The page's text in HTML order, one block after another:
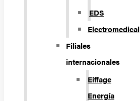
EDS
Electromedical
Filiales
internacionales
Eiffage
Energía